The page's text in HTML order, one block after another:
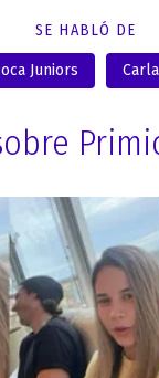
SE HABLÓ DE
Juniors